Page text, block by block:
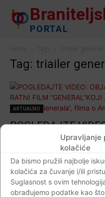
Upravljanje
kolačiće
Da bismo pružili najbolje
kolačića za čuvanje i/ili
Suglasnost s ovim
obrađujemo podatke kao
PORTAL
Tag: triailer
AKTUALNO
POGLEDAJTE
TRAILER ZA
“GENERAL”KOJI
Pogledajte scene iz
Gotovini…
Braniteljski portal 23.07.2019